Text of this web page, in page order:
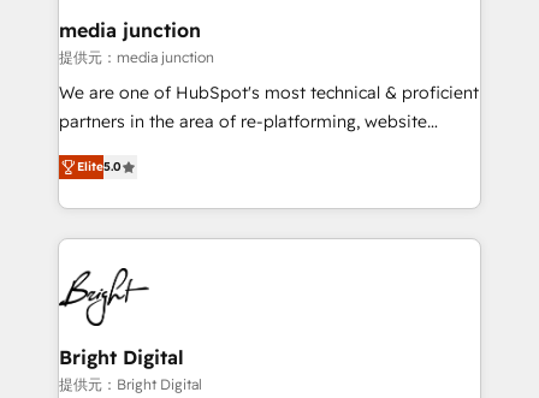
Mexico, USA, and Portugal—we've executed over a
hundred successful operations. Our approach,
rooted in RevOps principles, integrates analysis,
training, planning, and qualification. Leveraging
inbound marketing tactics, we focus on
understanding, nurturing, and converting leads.
competitive market.
media junction
提供元：media junction
We are one of HubSpot's most technical & proficient
partners in the area of re-platforming, website
design & development. We specialize in multi-hub
implementations for mid-market & enterprise
companies. We are woman-owned, powered by
coffee, and we ❤️ dogs. We produce award-winning
work for our clients. 🏆2023 Technical Expertise
Impact Award 🏆2022 Technical Expertise Impact
Award 🏆2022 Platform Migration Excellence Impact
Award 🏆2020 Elite Solutions Partner 🏆2019
Integrations HubSpot Impact Award 🏆2019
Elite5.0
Bright Digital
提供元：Bright Digital